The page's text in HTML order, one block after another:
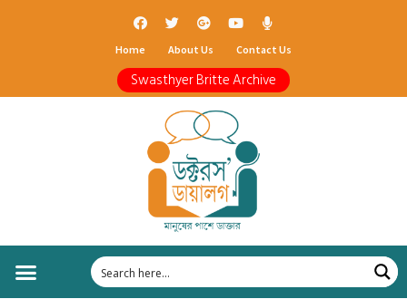
Home About Us Contact Us
Swasthyer Britte Archive